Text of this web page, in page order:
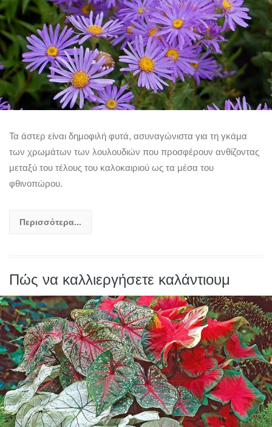
Τα άστερ είναι δημοφιλή φυτά, ασυναγώνιστα για τη γκάμα
των χρωμάτων των λουλουδιών που προσφέρουν ανθίζοντας
μεταξύ του τέλους του καλοκαιριού ως τα μέσα του
φθινοπώρου.
Περισσότερα...
Πώς να καλλιεργήσετε καλάντιουμ